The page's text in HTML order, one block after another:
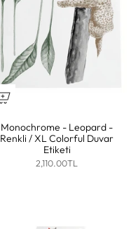
Monochrome - Leopard -
Renkli / XL Colorful Duvar
Etiketi
2,110.00TL